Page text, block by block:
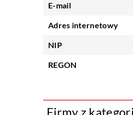
E-mail
Adres internetowy
NIP
REGON
Firmy z